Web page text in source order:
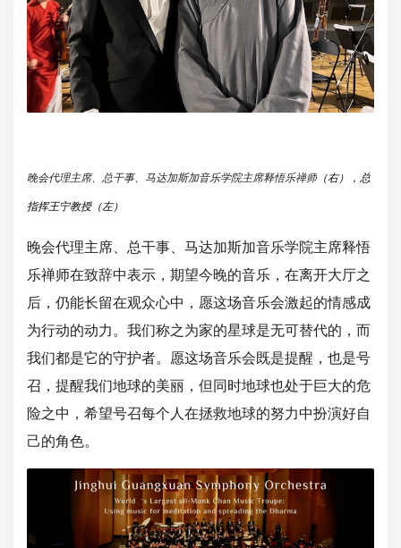
晚会代理主席、总干事、马达加斯加音乐学院主席释悟乐禅师 （右），总
指挥王宁教授（左）
晚会代理主席、总干事、马达加斯加音乐学院主席释悟
乐禅师在致辞中表示，期望今晚的音乐，在离开大厅之
后，仍能长留在观众心中， 愿这场音乐会激起的情感成
为行动的动力。 我们称之为家的星球是无可替代的，而
我们都是它的守护者。愿这场音乐会既是提醒，也是号
召，提醒我们地球的美丽，但同时地球也处于巨大的危
险之中，希望号召每个人在拯救地球的努力中扮演好自
己的角色。